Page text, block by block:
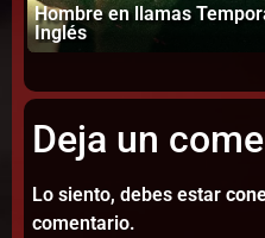
Hombre en llamas
Inglés
Deja un
Lo siento, debes estar
comentario.